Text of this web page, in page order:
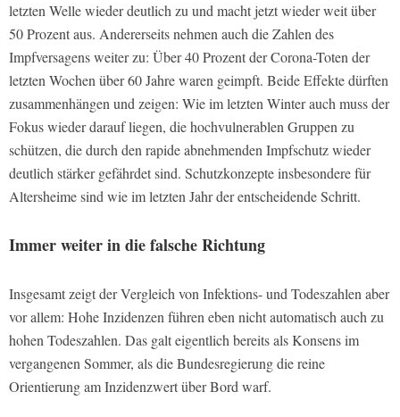
letzten Welle wieder deutlich zu und macht jetzt wieder weit über
50 Prozent aus. Andererseits nehmen auch die Zahlen des
Impfversagens weiter zu: Über 40 Prozent der Corona-Toten der
letzten Wochen über 60 Jahre waren geimpft. Beide Effekte dürften
zusammenhängen und zeigen: Wie im letzten Winter auch muss der
Fokus wieder darauf liegen, die hochvulnerablen Gruppen zu
schützen, die durch den rapide abnehmenden Impfschutz wieder
deutlich stärker gefährdet sind. Schutzkonzepte insbesondere für
Altersheime sind wie im letzten Jahr der entscheidende Schritt.
Immer weiter in die falsche Richtung
Insgesamt zeigt der Vergleich von Infektions- und Todeszahlen aber
vor allem: Hohe Inzidenzen führen eben nicht automatisch auch zu
hohen Todeszahlen. Das galt eigentlich bereits als Konsens im
vergangenen Sommer, als die Bundesregierung die reine
Orientierung am Inzidenzwert über Bord warf.